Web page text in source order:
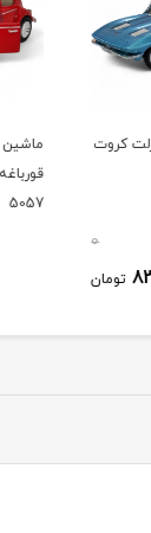
ماشین فلزی فولکس
قورباغه قرمز متالیک